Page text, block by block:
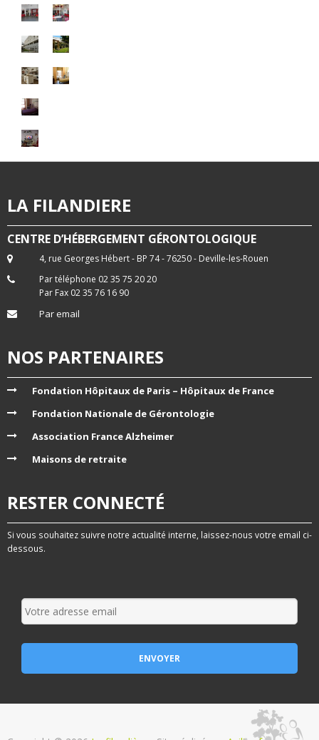
LA FILANDIERE
CENTRE D’HÉBERGEMENT GÉRONTOLOGIQUE
4, rue Georges Hébert - BP 74 - 76250 - Deville-les-Rouen
Par téléphone 02 35 75 20 20
Par Fax 02 35 76 16 90
Par email
NOS PARTENAIRES
Fondation Hôpitaux de Paris – Hôpitaux de France
Fondation Nationale de Gérontologie
Association France Alzheimer
Maisons de retraite
RESTER CONNECTÉ
Si vous souhaitez suivre notre actualité interne, laissez-nous votre email ci-
dessous.